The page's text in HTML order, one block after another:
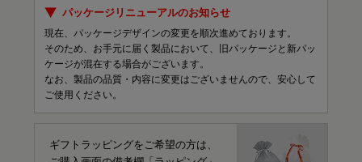
パッケージリニューアルのお知らせ
現在、パッケージデザインの変更を順次進めております。
そのため、お手元に届く製品において、旧パッケージと新パッ
ケージが混在する場合がございます。
なお、製品の品質・内容に変更はございませんので、安心して
ご使用ください。
ギフトラッピングをご希望の方は、